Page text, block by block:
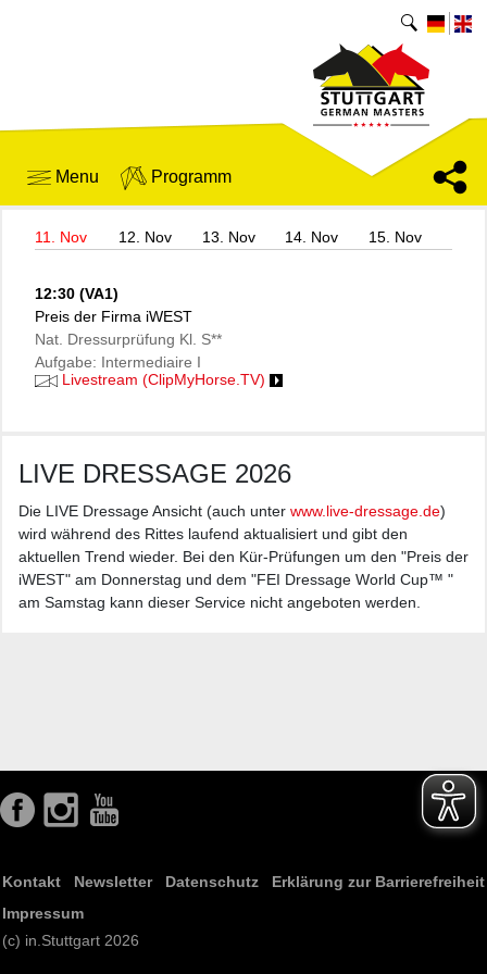
Menu Programm
11. Nov 12. Nov 13. Nov 14. Nov 15. Nov
12:30 (VA1)
Preis der Firma iWEST
Nat. Dressurprüfung Kl. S**
Aufgabe: Intermediaire I
Livestream (ClipMyHorse.TV)
LIVE DRESSAGE 2026
Die LIVE Dressage Ansicht (auch unter www.live-dressage.de)
wird während des Rittes laufend aktualisiert und gibt den
aktuellen Trend wieder. Bei den Kür-Prüfungen um den "Preis der
iWEST" am Donnerstag und dem "FEI Dressage World Cup™ "
am Samstag kann dieser Service nicht angeboten werden.
Kontakt Newsletter Datenschutz
Erklärung zur Barrierefreiheit
Impressum
(c) in.Stuttgart 2026